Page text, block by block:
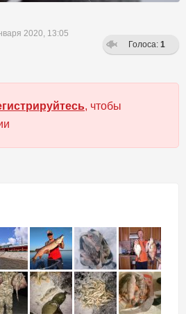
Голоса: 1
2020, 13:05
, чтобы